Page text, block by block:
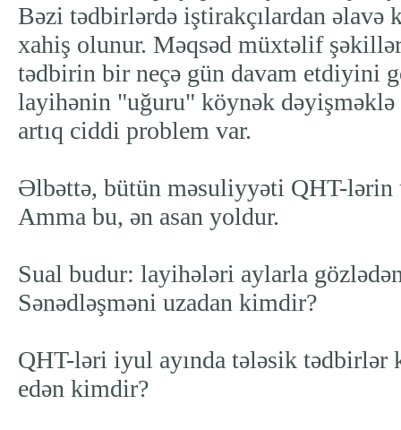
Bəzi tədbirlərdə iştirakçılardan əlavə
xahiş olunur. Məqsəd müxtəlif
tədbirin bir neçə gün davam etdiyini
layihənin "uğuru" köynək dəyişməklə
artıq ciddi problem var.
Əlbəttə, bütün məsuliyyəti QHT-lərin
Amma bu, ən asan yoldur.
Sual budur: layihələri aylarla
Sənədləşməni uzadan kimdir?
QHT-ləri iyul ayında tələsik tədbirlər
edən kimdir?